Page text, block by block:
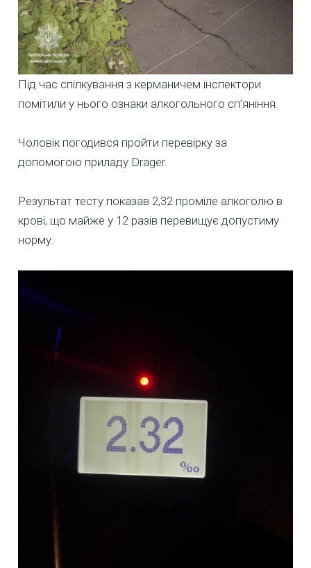
Під час спілкування з керманичем інспектори
помітили у нього ознаки алкогольного сп’яніння.
Чоловік погодився пройти перевірку за
допомогою приладу Drager.
Результат тесту показав 2,32 проміле алкоголю в
крові, що майже у 12 разів перевищує допустиму
норму.